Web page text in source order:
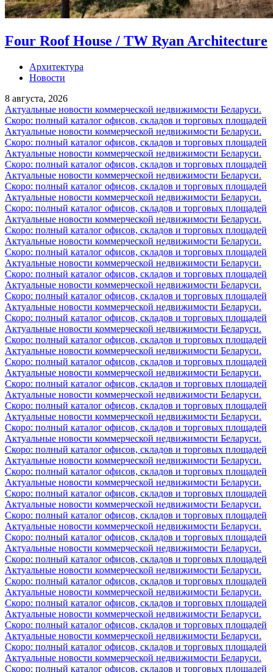
Four Roof House / TW Ryan Architecture
Архитектура
Новости
8 августа, 2026
Актуальные новости коммерческой недвижимости Беларуси.
Скоро: полный каталог офисов, складов и торговых площадей
Актуальные новости коммерческой недвижимости Беларуси.
Скоро: полный каталог офисов, складов и торговых площадей
Актуальные новости коммерческой недвижимости Беларуси.
Скоро: полный каталог офисов, складов и торговых площадей
Актуальные новости коммерческой недвижимости Беларуси.
Скоро: полный каталог офисов, складов и торговых площадей
Актуальные новости коммерческой недвижимости Беларуси.
Скоро: полный каталог офисов, складов и торговых площадей
Актуальные новости коммерческой недвижимости Беларуси.
Скоро: полный каталог офисов, складов и торговых площадей
Актуальные новости коммерческой недвижимости Беларуси.
Скоро: полный каталог офисов, складов и торговых площадей
Актуальные новости коммерческой недвижимости Беларуси.
Скоро: полный каталог офисов, складов и торговых площадей
Актуальные новости коммерческой недвижимости Беларуси.
Скоро: полный каталог офисов, складов и торговых площадей
Актуальные новости коммерческой недвижимости Беларуси.
Скоро: полный каталог офисов, складов и торговых площадей
Актуальные новости коммерческой недвижимости Беларуси.
Скоро: полный каталог офисов, складов и торговых площадей
Актуальные новости коммерческой недвижимости Беларуси.
Скоро: полный каталог офисов, складов и торговых площадей
Актуальные новости коммерческой недвижимости Беларуси.
Скоро: полный каталог офисов, складов и торговых площадей
Актуальные новости коммерческой недвижимости Беларуси.
Скоро: полный каталог офисов, складов и торговых площадей
Актуальные новости коммерческой недвижимости Беларуси.
Скоро: полный каталог офисов, складов и торговых площадей
Актуальные новости коммерческой недвижимости Беларуси.
Скоро: полный каталог офисов, складов и торговых площадей
Актуальные новости коммерческой недвижимости Беларуси.
Скоро: полный каталог офисов, складов и торговых площадей
Актуальные новости коммерческой недвижимости Беларуси.
Скоро: полный каталог офисов, складов и торговых площадей
Актуальные новости коммерческой недвижимости Беларуси.
Скоро: полный каталог офисов, складов и торговых площадей
Актуальные новости коммерческой недвижимости Беларуси.
Скоро: полный каталог офисов, складов и торговых площадей
Актуальные новости коммерческой недвижимости Беларуси.
Скоро: полный каталог офисов, складов и торговых площадей
Актуальные новости коммерческой недвижимости Беларуси.
Скоро: полный каталог офисов, складов и торговых площадей
Актуальные новости коммерческой недвижимости Беларуси.
Скоро: полный каталог офисов, складов и торговых площадей
Актуальные новости коммерческой недвижимости Беларуси.
Скоро: полный каталог офисов, складов и торговых площадей
Актуальные новости коммерческой недвижимости Беларуси.
Скоро: полный каталог офисов, складов и торговых площадей
Актуальные новости коммерческой недвижимости Беларуси.
Скоро: полный каталог офисов, складов и торговых площадей